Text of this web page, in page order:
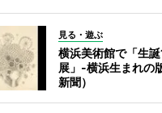
見る・遊ぶ
横浜美術館で「生
展」-横浜生まれの
新聞）